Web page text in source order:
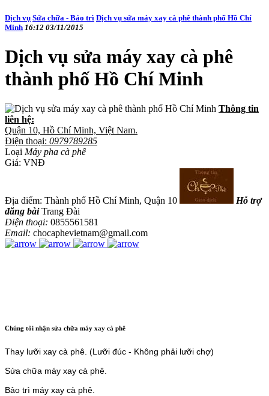
Dịch vụ Sửa chữa - Bảo trì Dịch vụ sửa máy xay cà phê thành phố Hồ Chí
Minh 16:12 03/11/2015
Dịch vụ sửa máy xay cà phê
thành phố Hồ Chí Minh
Thông tin
liên hệ:
Quận 10, Hồ Chí Minh, Việt Nam.
Điện thoại: 0979789285
Loại Máy pha cà phê
Giá: VNĐ
Địa điểm: Thành phố Hồ Chí Minh, Quận 10
Hỗ trợ
đăng bàiTrang Đài
Điện thoại: 0855561581
Email: chocaphevietnam@gmail.com
Chúng tôi nhận sửa chữa máy xay cà phê
Thay lưỡi xay cà phê. (Lưỡi đúc - Không phải lưỡi chợ)
Sửa chữa máy xay cà phê.
Bảo trì máy xay cà phê.